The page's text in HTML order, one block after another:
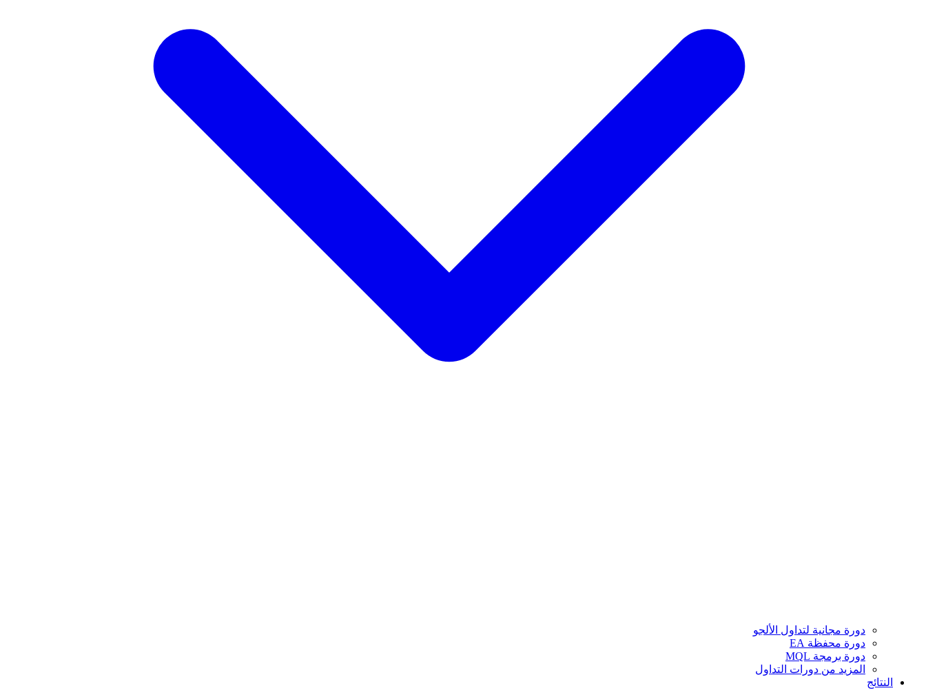
دورة مجانية لتداول الألجو
دورة محفظة EA
دورة برمجة MQL
المزيد من دورات التداول
النتائج